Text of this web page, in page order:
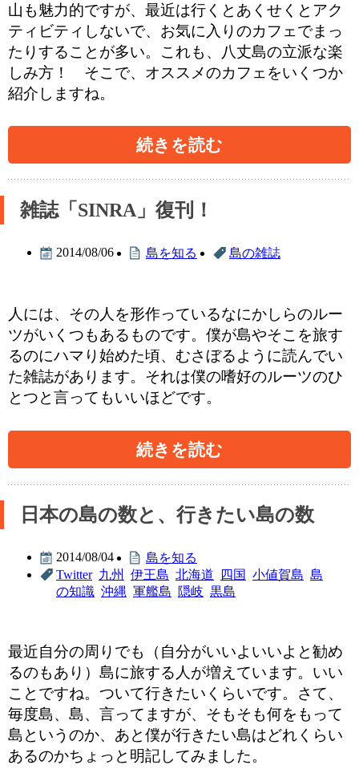
山も魅力的ですが、最近は行くとあくせくとアク
ティビティしないで、お気に入りのカフェでまっ
たりすることが多い。これも、八丈島の立派な楽
しみ方！ そこで、オススメのカフェをいくつか
紹介しますね。
続きを読む
雑誌「SINRA」復刊！
2014/08/06 島を知る 島の雑誌
人には、その人を形作っているなにかしらのルー
ツがいくつもあるものです。僕が島やそこを旅す
るのにハマり始めた頃、むさぼるように読んでい
た雑誌があります。それは僕の嗜好のルーツのひ
とつと言ってもいいほどです。
続きを読む
日本の島の数と、行きたい島の数
2014/08/04
島を知る
Twitter 九州 伊王島 北海道 四国 小値賀島 島
の知識 沖縄 軍艦島 隠岐 黒島
最近自分の周りでも（自分がいいよいいよと勧め
るのもあり）島に旅する人が増えています。いい
ことですね。ついて行きたいくらいです。さて、
毎度島、島、言ってますが、そもそも何をもって
島というのか、あと僕が行きたい島はどれくらい
あるのかちょっと明記してみました。